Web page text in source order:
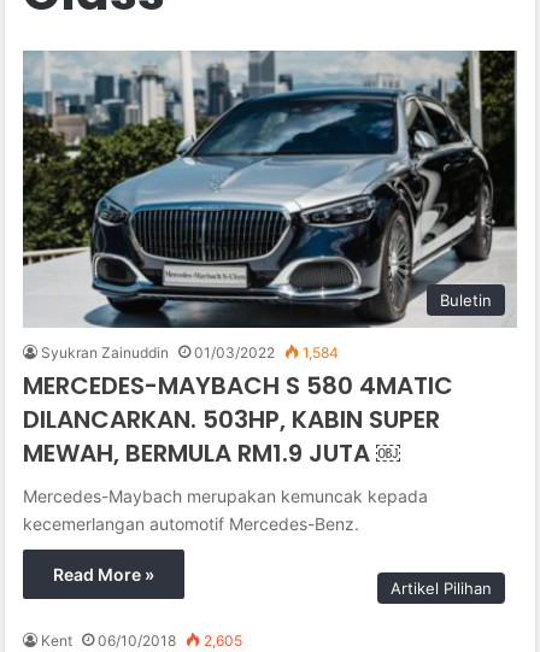
Buletin
Syukran Zainuddin 01/03/2022 1,584
MERCEDES-MAYBACH S 580 4MATIC
DILANCARKAN. 503HP, KABIN SUPER
MEWAH, BERMULA RM1.9 JUTA ￼
Mercedes-Maybach merupakan kemuncak kepada
kecemerlangan automotif Mercedes-Benz.
Read More »
Artikel Pilihan
Kent 06/10/2018 2,605